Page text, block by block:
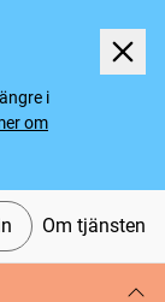
i
om
Om tjänsten